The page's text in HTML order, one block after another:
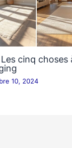
cinq choses
10, 2024